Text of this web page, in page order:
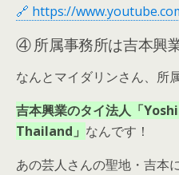
🔗 https://
④ 所属事務所は吉本興
なんとマイダリンさん、所
吉本興業のタイ法人「
Thailand」 なんです！
あの芸人さんの聖地・吉本